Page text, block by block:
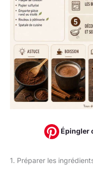
Épingler
1. Préparer les